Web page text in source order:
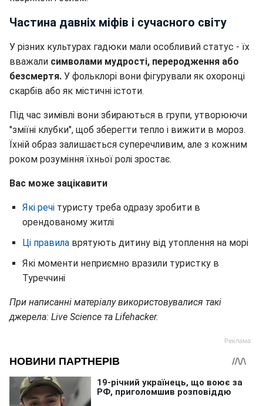
Частина давніх міфів і сучасного світу
У різних культурах гадюки мали особливий статус - їх
вважали символами мудрості, переродження або
безсмертя. У фольклорі вони фігурували як охоронці
скарбів або як містичні істоти.
Під час зимівлі вони збираються в групи, утворюючи
"зміїні клубки", щоб зберегти тепло і вижити в мороз.
Їхній образ залишається суперечливим, але з кожним
роком розуміння їхньої ролі зростає.
Вас може зацікавити
Які речі туристу треба одразу зробити в
орендованому житлі
Ці правила врятують дитину від утоплення на морі
Які моменти неприємно вразили туристку в
Туреччині
При написанні матеріалу використовувалися такі
джерела: Live Science та Lifehacker.